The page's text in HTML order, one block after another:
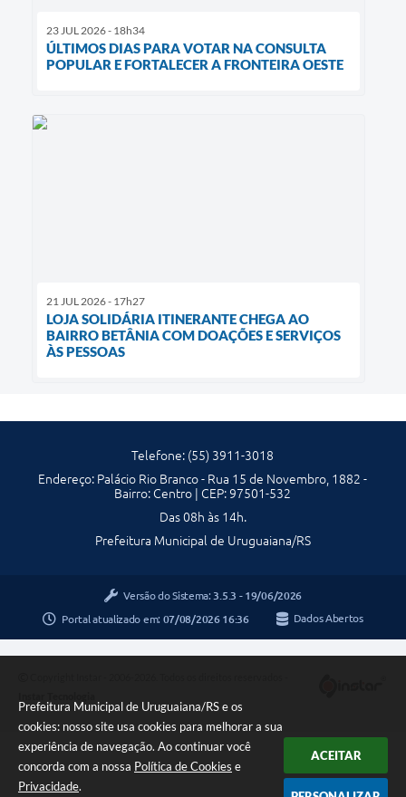
Prefeitura Municipal de Uruguaiana/RS e os
cookies: nosso site usa cookies para melhorar a sua
experiência de navegação. Ao continuar você
concorda com a nossa Política de Cookies e
Privacidade.
ACEITAR
23 JUL 2026 - 18h34
ÚLTIMOS DIAS PARA VOTAR NA CONSULTA
POPULAR E FORTALECER A FRONTEIRA OESTE
21 JUL 2026 - 17h27
LOJA SOLIDÁRIA ITINERANTE CHEGA AO
BAIRRO BETÂNIA COM DOAÇÕES E SERVIÇOS
ÀS PESSOAS
Telefone: (55) 3911-3018
Endereço: Palácio Rio Branco - Rua 15 de Novembro, 1882 -
Bairro: Centro | CEP: 97501-532
Das 08h às 14h.
Prefeitura Municipal de Uruguaiana/RS
Versão do Sistema: 3.5.3 - 19/06/2026
Portal atualizado em: 07/08/2026 16:36 Dados Abertos